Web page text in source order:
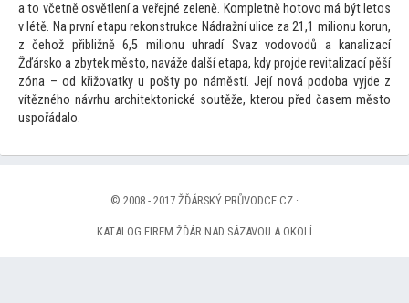
ato včetně osvětlení a veřejné zeleně. Kompletně hotovo má být letos
v létě. Na první etapu rekonstrukce Nádražní ulice za 21,1 milionu korun,
z čehož přibližně 6,5 milionu uhradí Svaz vodovodů a kanalizací
Žďársko a zbytek město, naváže další etapa, kdy projde revitalizací pěší
zóna – od křižovatky u pošty po náměstí. Její nová podoba vyjde z
vítězného návrhu architektonické soutěže, kterou před časem město
uspořádalo.
© 2008 - 2017 ŽĎÁRSKÝ PRŮVODCE.CZ ·
KATALOG FIREM ŽĎÁR NAD SÁZAVOU A OKOLÍ